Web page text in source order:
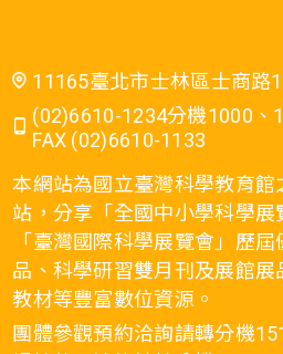
11165臺北市士林區士商路
(02)6610-1234分機1000、
FAX (02)6610-1133
本網站為國立臺灣科學教育館
站，分享「全國中小學科學展
「臺灣國際科學展覽會」歷屆
品、科學研習雙月刊及展館展
教材等豐富數位資源。
團體參觀預約洽詢請轉分機